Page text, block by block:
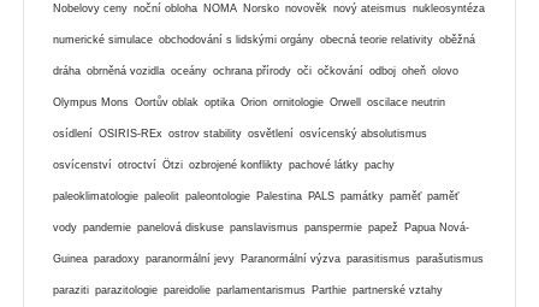
Nobelovy ceny noční obloha NOMA Norsko novověk nový ateismus nukleosyntéza
numerické simulace obchodování s lidskými orgány obecná teorie relativity oběžná
dráha obrněná vozidla oceány ochrana přírody oči očkování odboj oheň olovo
Olympus Mons Oortův oblak optika Orion ornitologie Orwell oscilace neutrin
osídlení OSIRIS-REx ostrov stability osvětlení osvícenský absolutismus
osvícenství otroctví Ötzi ozbrojené konflikty pachové látky pachy
paleoklimatologie paleolit paleontologie Palestina PALS památky paměť paměť
vody pandemie panelová diskuse panslavismus panspermie papež Papua Nová-
Guinea paradoxy paranormální jevy Paranormální výzva parasitismus parašutismus
paraziti parazitologie pareidolie parlamentarismus Parthie partnerské vztahy